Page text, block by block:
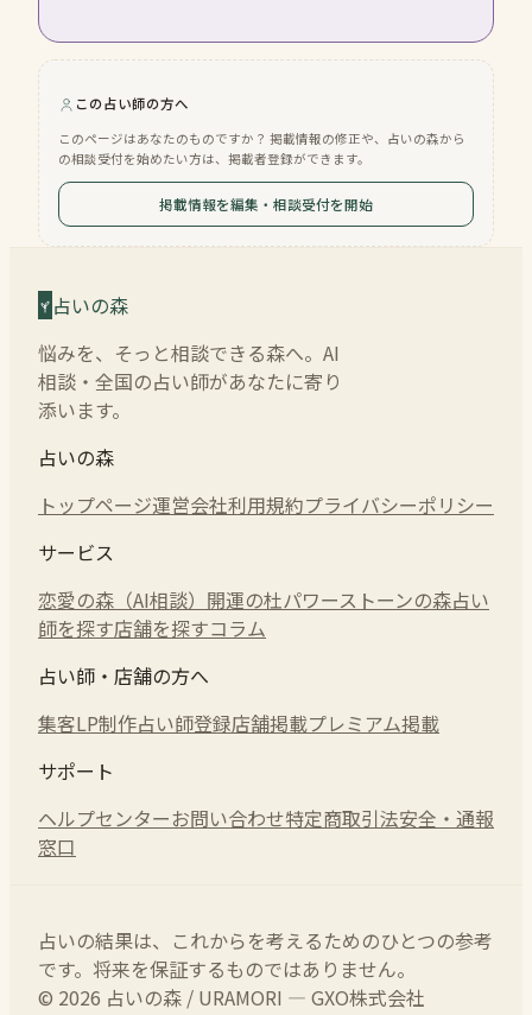
この占い師の方へ
このページはあなたのものですか？ 掲載情報の修正や、占いの森から
の相談受付を始めたい方は、掲載者登録ができます。
掲載情報を編集・相談受付を開始
占いの森
悩みを、そっと相談できる森へ。AI
相談・全国の占い師があなたに寄り
添います。
占いの森
トップページ運営会社利用規約プライバシーポリシー
サービス
恋愛の森（AI相談） 開運の杜パワーストーンの森占い
師を探す店舗を探すコラム
占い師・店舗の方へ
集客LP制作占い師登録店舗掲載プレミアム掲載
サポート
ヘルプセンターお問い合わせ特定商取引法安全・通報
窓口
占いの結果は、これからを考えるためのひとつの参考
です。将来を保証するものではありません。
© 2026 占いの森 / URAMORI — GXO株式会社